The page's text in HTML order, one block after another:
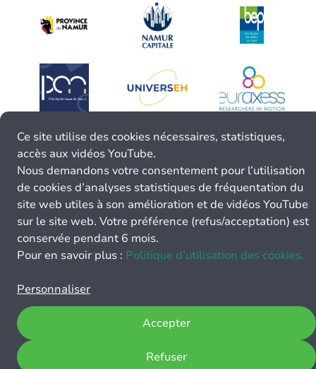
Ce site utilise des cookies nécessaires, statistiques,
accès aux vidéos YouTube.
Nous demandons votre consentement pour l’utilisation
de cookies d’analyses statistiques de fréquentation du
site web utiles à son amélioration et de vidéos YouTube
sur le site web. Votre préférence (refus/acceptation) est
conservée pendant 6 mois.
Pour en savoir plus : Politique d’utilisation des cookies.
Personnaliser
Refuser
Accepter